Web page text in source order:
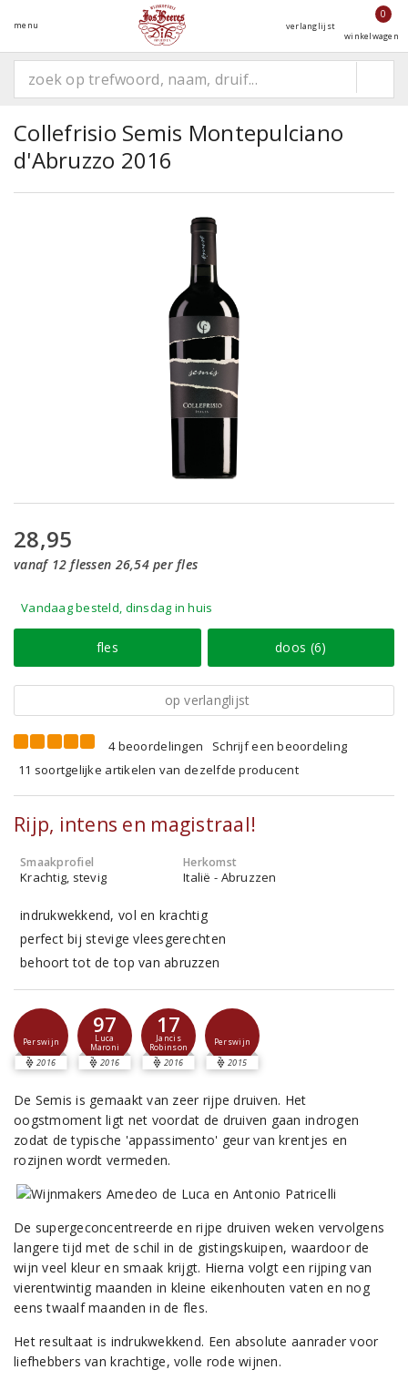
menu verlanglijst
0
winkelwagen
Collefrisio Semis Montepulciano
d'Abruzzo 2016
28,95
vanaf 12 flessen 26,54 per fles
Vandaag besteld, dinsdag in huis
fles doos (6)
op verlanglijst
4 beoordelingen
Schrijf een beoordeling
11 soortgelijke artikelen van dezelfde producent
Rijp, intens en magistraal!
Smaakprofiel
Krachtig, stevig
Herkomst
Italië - Abruzzen
indrukwekkend, vol en krachtig
perfect bij stevige vleesgerechten
behoort tot de top van abruzzen
Perswijn
2016
97
Luca
Maroni
2016
17
Jancis
Robinson
2016
Perswijn
2015
De Semis is gemaakt van zeer rijpe druiven. Het
oogstmoment ligt net voordat de druiven gaan indrogen
zodat de typische 'appassimento' geur van krentjes en
rozijnen wordt vermeden.
De supergeconcentreerde en rijpe druiven weken vervolgens
langere tijd met de schil in de gistingskuipen, waardoor de
wijn veel kleur en smaak krijgt. Hierna volgt een rijping van
vierentwintig maanden in kleine eikenhouten vaten en nog
eens twaalf maanden in de fles.
Het resultaat is indrukwekkend. Een absolute aanrader voor
liefhebbers van krachtige, volle rode wijnen.